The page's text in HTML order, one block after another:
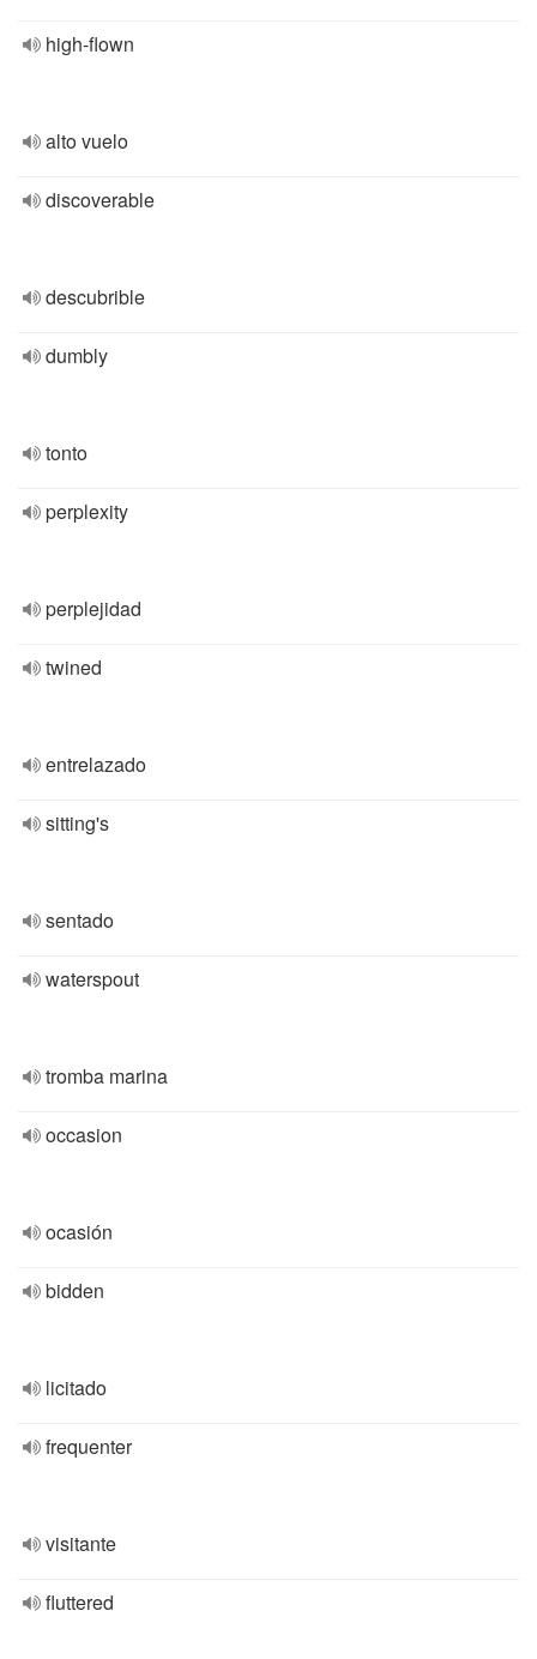
high-flown
alto vuelo
discoverable
descubrible
dumbly
tonto
perplexity
perplejidad
twined
entrelazado
sitting's
sentado
waterspout
tromba marina
occasion
ocasión
bidden
licitado
frequenter
visitante
fluttered